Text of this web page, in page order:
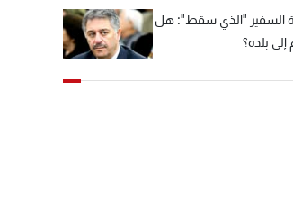
السفير "الذي سقط": هل
بلده؟